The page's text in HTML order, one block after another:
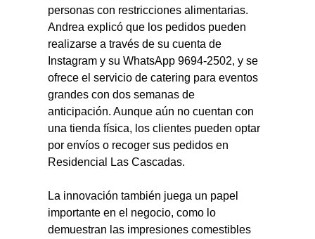
personas con restricciones alimentarias.
Andrea explicó que los pedidos pueden
realizarse a través de su cuenta de
Instagram y su WhatsApp 9694-2502, y se
ofrece el servicio de catering para eventos
grandes con dos semanas de
anticipación. Aunque aún no cuentan con
una tienda física, los clientes pueden optar
por envíos o recoger sus pedidos en
Residencial Las Cascadas.
La innovación también juega un papel
importante en el negocio, como lo
demuestran las impresiones comestibles